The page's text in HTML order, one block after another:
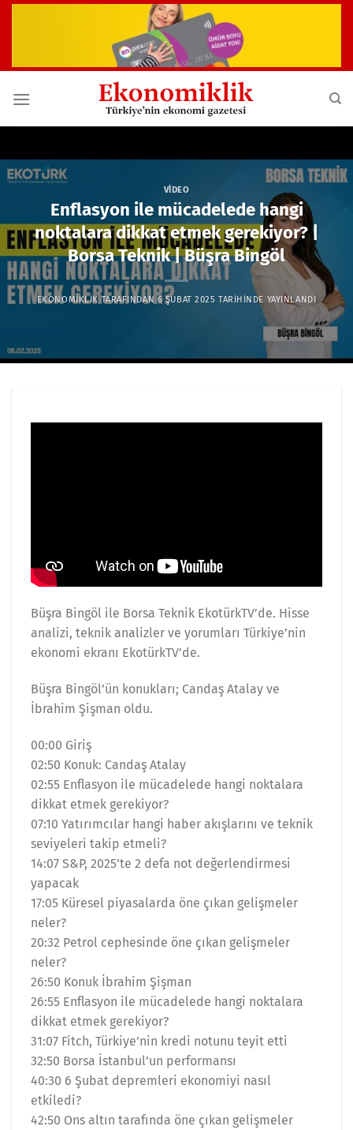
VIDEO
Enflasyon ile mücadelede hangi
noktalara dikkat etmek gerekiyor? |
Borsa Teknik | Büşra Bingöl
EKONOMIKLIK TARAFINDAN 6 ŞUBAT 2025 TARIHINDE YAYINLANDI
Büşra Bingöl ile Borsa Teknik EkotürkTV’de. Hisse
analizi, teknik analizler ve yorumları Türkiye’nin
ekonomi ekranı EkotürkTV’de.
Büşra Bingöl’ün konukları; Candaş Atalay ve
İbrahim Şişman oldu.
00:00 Giriş
02:50 Konuk: Candaş Atalay
02:55 Enflasyon ile mücadelede hangi noktalara
dikkat etmek gerekiyor?
07:10 Yatırımcılar hangi haber akışlarını ve teknik
seviyeleri takip etmeli?
14:07 S&P, 2025’te 2 defa not değerlendirmesi
yapacak
17:05 Küresel piyasalarda öne çıkan gelişmeler
neler?
20:32 Petrol cephesinde öne çıkan gelişmeler
neler?
26:50 Konuk İbrahim Şişman
26:55 Enflasyon ile mücadelede hangi noktalara
dikkat etmek gerekiyor?
31:07 Fitch, Türkiye’nin kredi notunu teyit etti
32:50 Borsa İstanbul’un performansı
40:30 6 Şubat depremleri ekonomiyi nasıl
etkiledi?
42:50 Ons altın tarafında öne çıkan gelişmeler